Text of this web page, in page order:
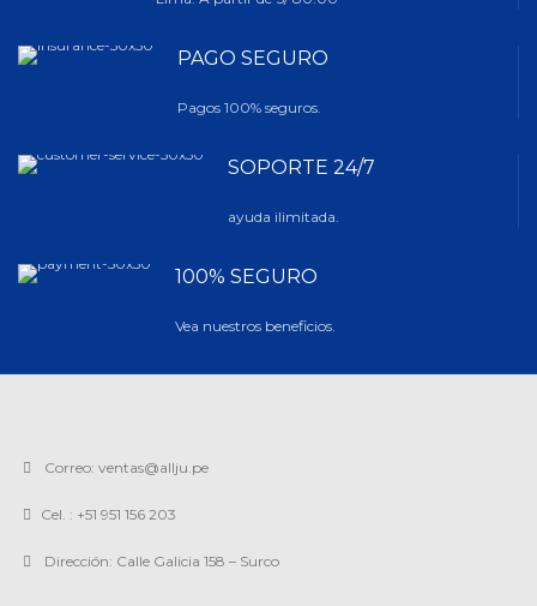
PAGO SEGURO
Pagos 100% seguros.
SOPORTE 24/7
ayuda ilimitada.
100% SEGURO
Vea nuestros beneficios.
Correo: ventas@allju.pe
Cel. : +51 951 156 203
Dirección: Calle Galicia 158 – Surco